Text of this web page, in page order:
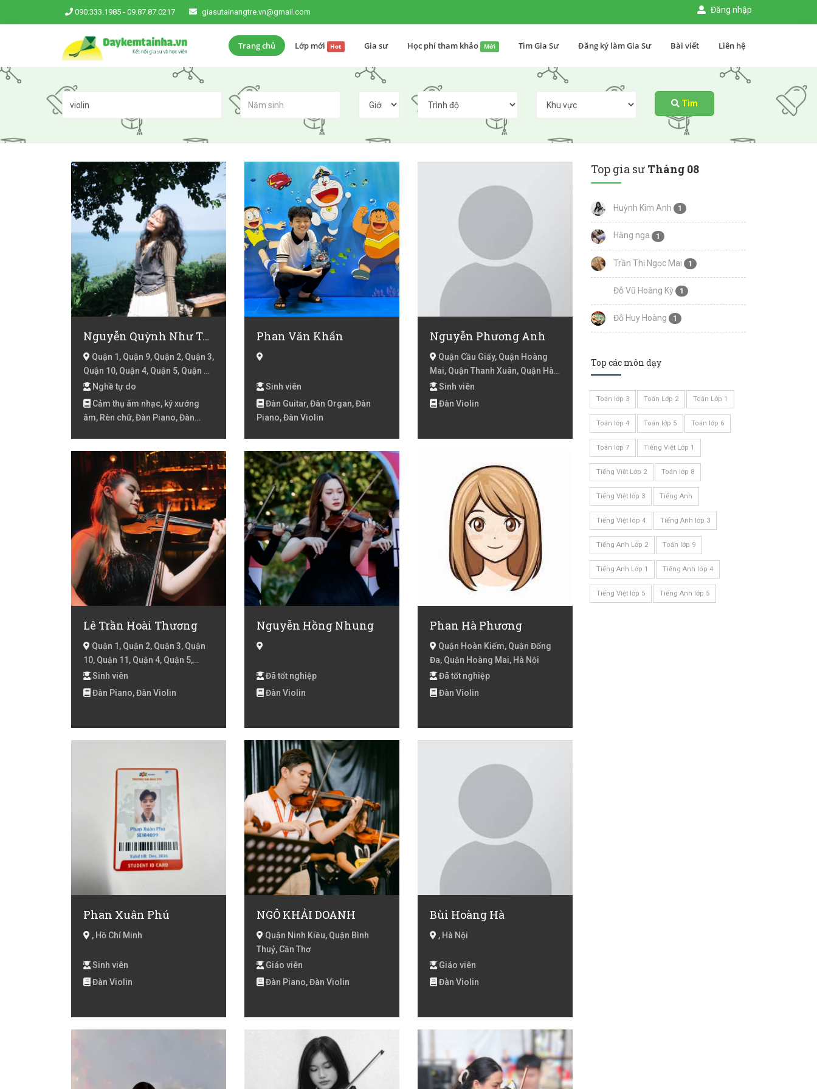
090.333.1985 - 09.87.87.0217 giasutainangtre.vn@gmail.com Đăng nhập
Trang chủ Lớp mới Hot Gia sư Học phí tham khảo Mới Tìm Gia Sư Đăng ký làm Gia Sư Bài viết Liên hệ
Tìm
Nguyễn Quỳnh Như Trâm
Quận 1, Quận 9, Quận 2, Quận 3,
Quận 10, Quận 4, Quận 5, Quận 6,
Quận 8, Quận 7, Huyện Nhà Bè,
Huyện Cần Giờ, Hồ Chí Minh
Nghề tự do
Cảm thụ âm nhạc, ký xướng
âm, Rèn chữ, Đàn Piano, Đàn
Phan Văn Khấn
Sinh viên
Đàn Guitar, Đàn Organ, Đàn
Piano, Đàn Violin
Nguyễn Phương Anh
Quận Cầu Giấy, Quận Hoàng
Mai, Quận Thanh Xuân, Quận Hà
Đông, Hà Nội
Sinh viên
Đàn Violin
Lê Trần Hoài Thương
Quận 1, Quận 2, Quận 3, Quận
10, Quận 11, Quận 4, Quận 5,
Quận 8, Quận 7, Hồ Chí Minh
Sinh viên
Đàn Piano, Đàn Violin
Nguyễn Hồng Nhung
Đã tốt nghiệp
Đàn Violin
Phan Hà Phương
Quận Hoàn Kiếm, Quận Đống
Đa, Quận Hoàng Mai, Hà Nội
Đã tốt nghiệp
Đàn Violin
Phan Xuân Phú
, Hồ Chí Minh
Sinh viên
Đàn Violin
NGÔ KHẢI DOANH
Quận Ninh Kiều, Quận Bình
Thuỷ, Cần Thơ
Giáo viên
Đàn Piano, Đàn Violin
Bùi Hoàng Hà
, Hà Nội
Giáo viên
Đàn Violin
Top gia sư Tháng 08
Huỳnh Kim Anh 1
Hằng nga 1
Trần Thị Ngọc Mai 1
Đỗ Vũ Hoàng Kỳ 1
Đỗ Huy Hoàng 1
Top các môn dạy
Toán lớp 3 Toán Lớp 2 Toán Lớp 1
Toán lớp 4 Toán lớp 5 Toán lớp 6
Toán lớp 7 Tiếng Việt Lớp 1
Tiếng Việt Lớp 2 Toán lớp 8
Tiếng Việt lớp 3 Tiếng Anh
Tiếng Việt lóp 4 Tiếng Anh lớp 3
Tiếng Anh Lớp 2 Toán lớp 9
Tiếng Anh Lớp 1 Tiếng Anh lóp 4
Tiếng Việt lớp 5 Tiếng Anh lớp 5